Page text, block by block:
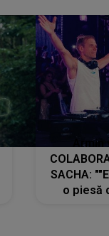
SACHA:
o piesă